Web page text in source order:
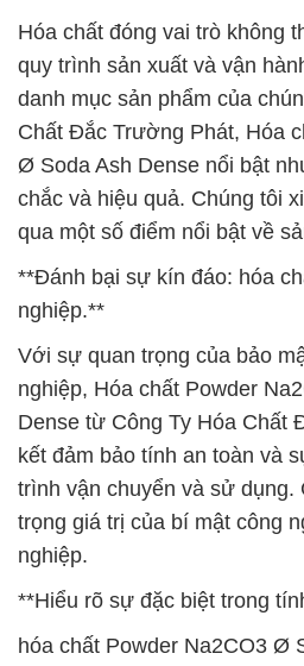
Hóa chất đóng vai trò không
quy trình sản xuất và vận
danh mục sản phẩm của
Chất Đắc Trường Phát, Hóa
Ø Soda Ash Dense nổi bật
chắc và hiệu quả. Chúng tôi
qua một số điểm nổi bật về
**Đánh bại sự kín đáo: hóa
nghiệp.**
Với sự quan trọng của bảo
nghiệp, Hóa chất Powder
Dense từ Công Ty Hóa Chất
kết đảm bảo tính an toàn và
trình vận chuyển và sử dụng.
trọng giá trị của bí mật công
nghiệp.
**Hiểu rõ sự đặc biệt trong
hóa chất Powder Na2CO3 Ø